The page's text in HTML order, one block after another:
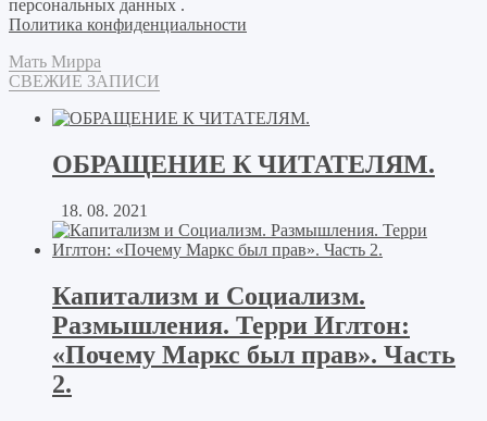
персональных данных .
Политика конфиденциальности
Мать Мирра
СВЕЖИЕ ЗАПИСИ
ОБРАЩЕНИЕ К ЧИТАТЕЛЯМ.
18. 08. 2021
Капитализм и Социализм.
Размышления. Терри Иглтон:
«Почему Маркс был прав». Часть
2.